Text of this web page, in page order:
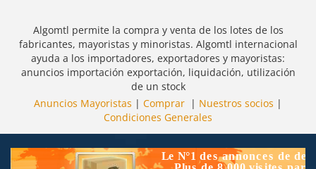
Algomtl permite la compra y venta de los lotes de los
fabricantes, mayoristas y minoristas. Algomtl internacional
ayuda a los importadores, exportadores y mayoristas:
anuncios importación exportación, liquidación, utilización
de un stock
Anuncios Mayoristas | Comprar | Nuestros socios |
Condiciones Generales